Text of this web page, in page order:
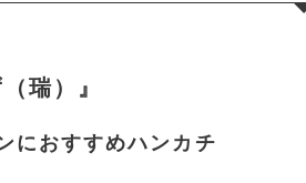
瑞）』
におすすめハンカチ